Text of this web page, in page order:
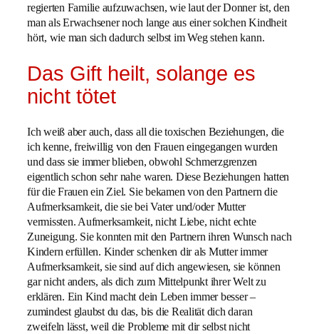
regierten Familie aufzuwachsen, wie laut der Donner ist, den
man als Erwachsener noch lange aus einer solchen Kindheit
hört, wie man sich dadurch selbst im Weg stehen kann.
Das Gift heilt, solange es
nicht tötet
Ich weiß aber auch, dass all die toxischen Beziehungen, die
ich kenne, freiwillig von den Frauen eingegangen wurden
und dass sie immer blieben, obwohl Schmerzgrenzen
eigentlich schon sehr nahe waren. Diese Beziehungen hatten
für die Frauen ein Ziel. Sie bekamen von den Partnern die
Aufmerksamkeit, die sie bei Vater und/oder Mutter
vermissten. Aufmerksamkeit, nicht Liebe, nicht echte
Zuneigung. Sie konnten mit den Partnern ihren Wunsch nach
Kindern erfüllen. Kinder schenken dir als Mutter immer
Aufmerksamkeit, sie sind auf dich angewiesen, sie können
gar nicht anders, als dich zum Mittelpunkt ihrer Welt zu
erklären. Ein Kind macht dein Leben immer besser –
zumindest glaubst du das, bis die Realität dich daran
zweifeln lässt, weil die Probleme mit dir selbst nicht